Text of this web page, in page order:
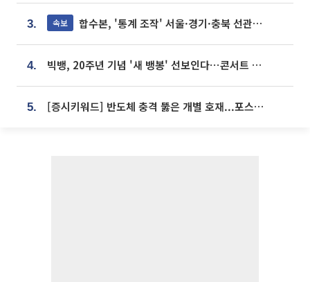
3. 속보 합수본, '통계 조작' 서울·경기·충북 선관위 등 추가 압수수색
4. 빅뱅, 20주년 기념 '새 뱅봉' 선보인다⋯콘서트 앞두고 팝업 개최
5. [증시키워드] 반도체 충격 뚫은 개별 호재...포스코퓨처엠·에코프로·한화솔루션 '눈길'